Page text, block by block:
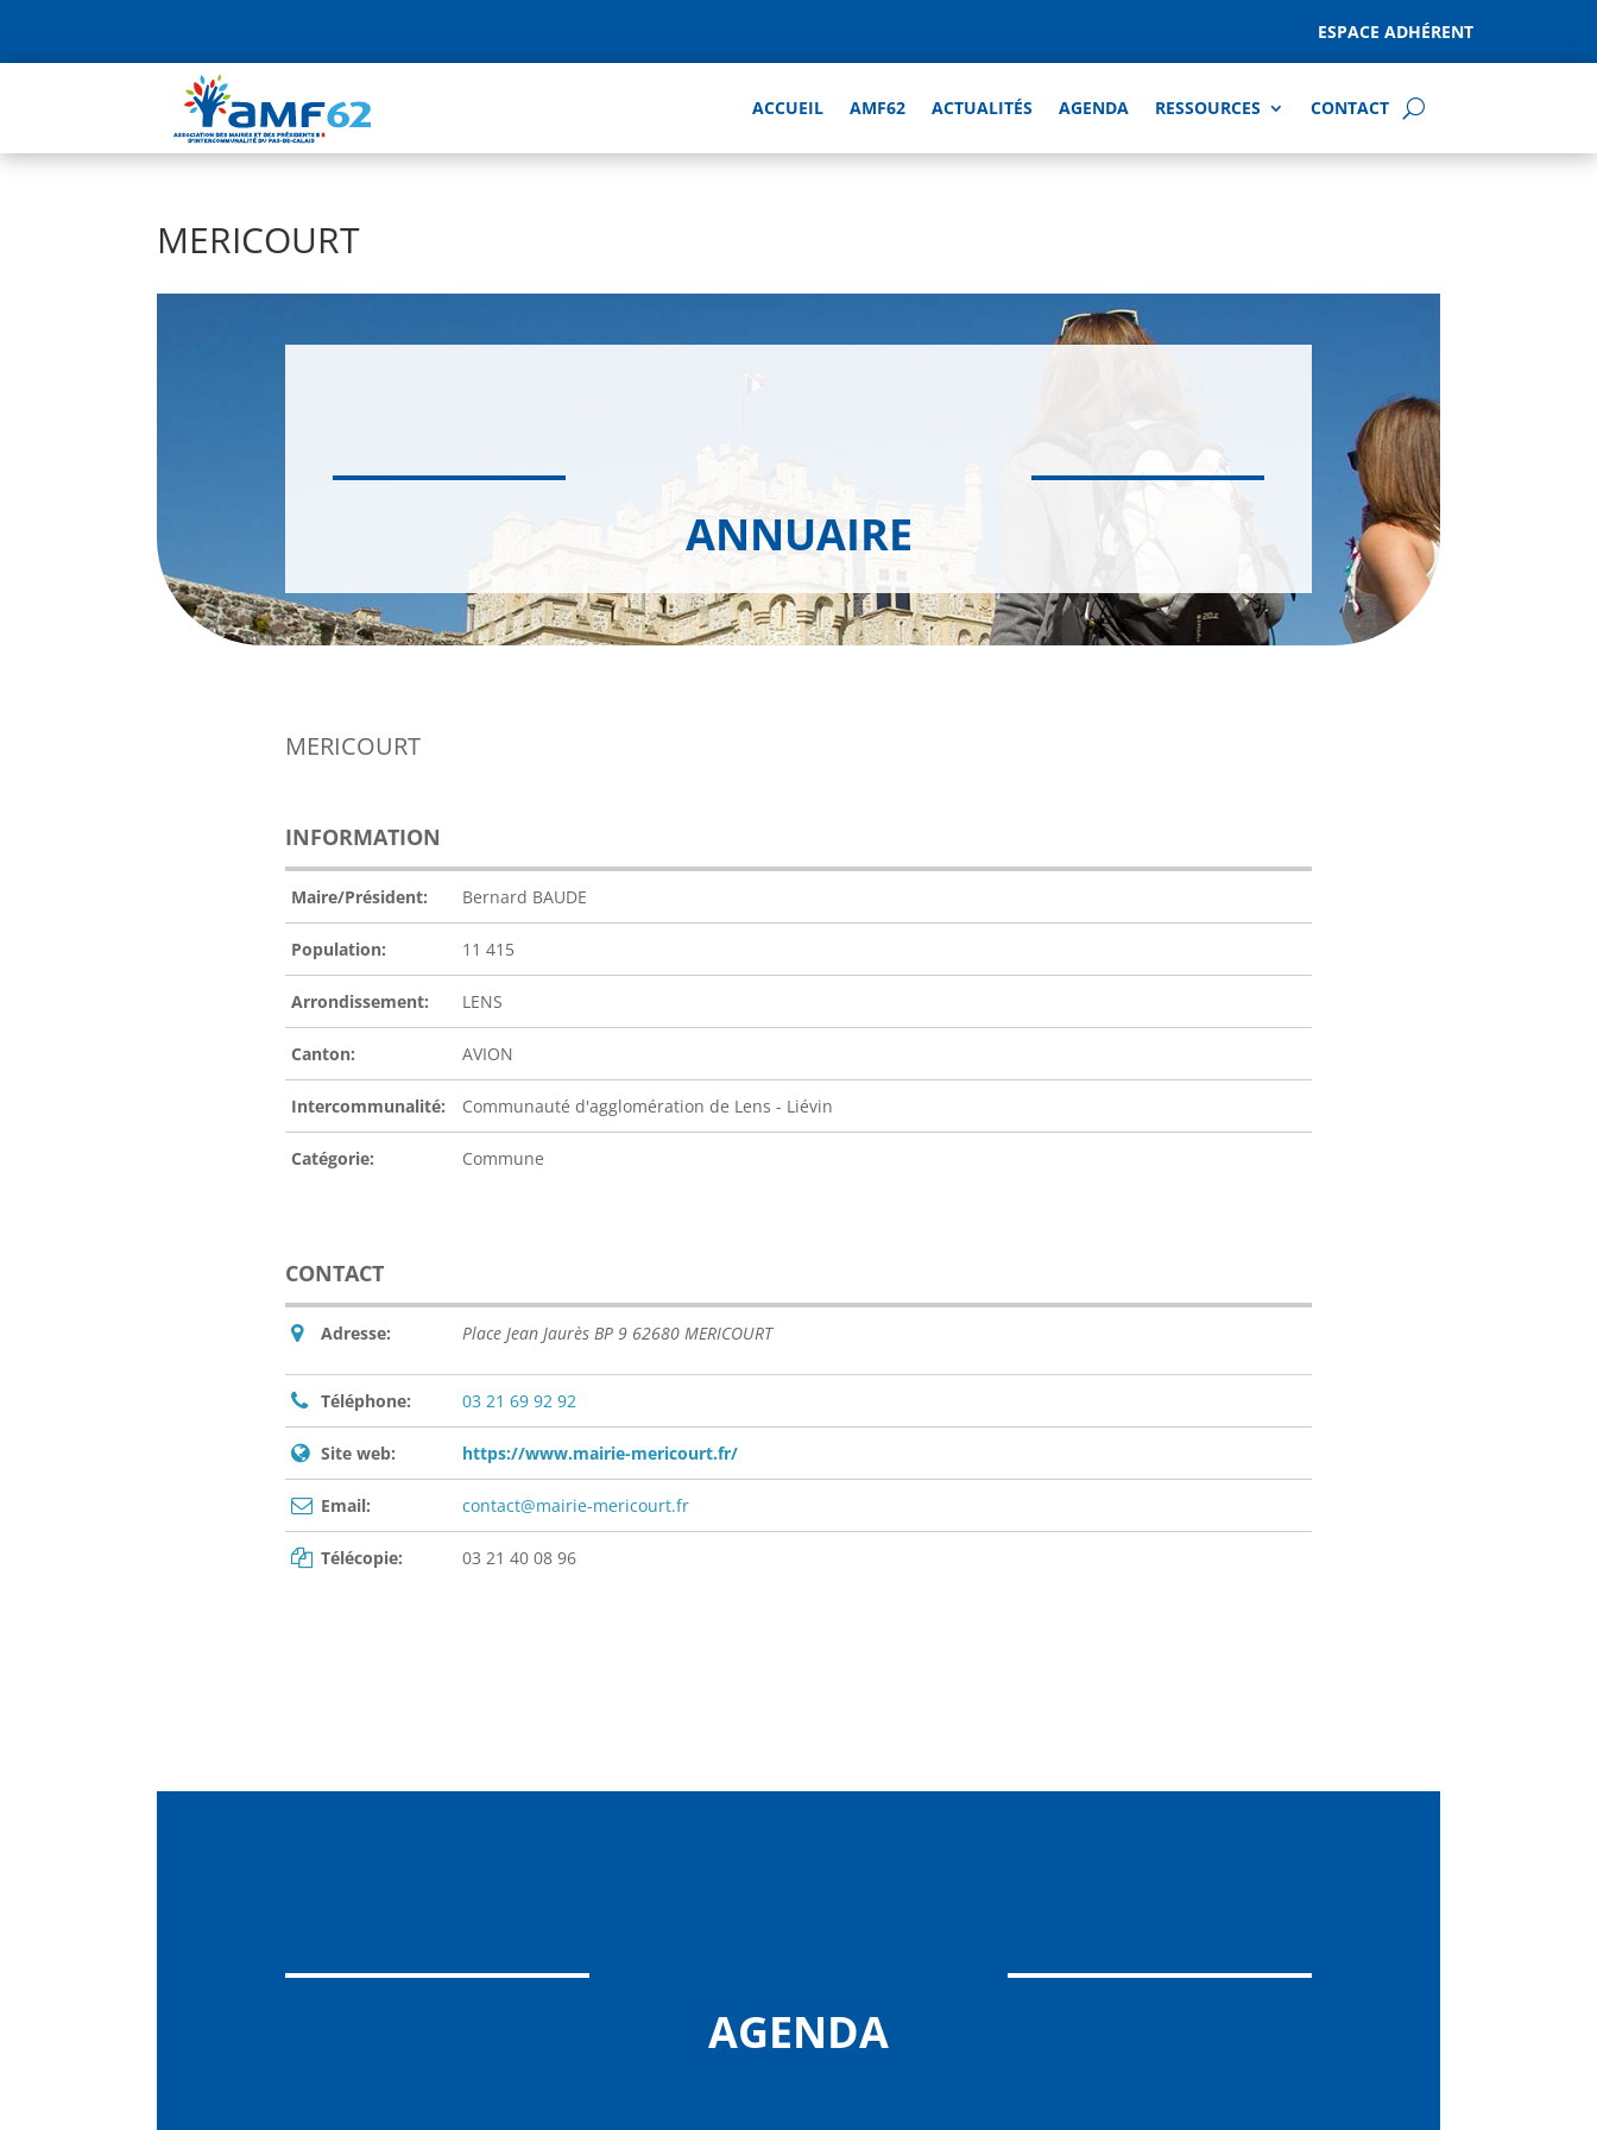
ESPACE ADHÉRENT
ACCUEIL AMF62 ACTUALITÉS AGENDA RESSOURCES CONTACT
MERICOURT
ANNUAIRE
MERICOURT
INFORMATION
Maire/Président: Bernard BAUDE
Population: 11 415
Arrondissement: LENS
Canton: AVION
Intercommunalité: Communauté d'agglomération de Lens - Liévin
Catégorie: Commune
CONTACT
Adresse: Place Jean Jaurès BP 9 62680 MERICOURT
Téléphone: 03 21 69 92 92
Site web: https://www.mairie-mericourt.fr/
Email: contact@mairie-mericourt.fr
Télécopie: 03 21 40 08 96
AGENDA